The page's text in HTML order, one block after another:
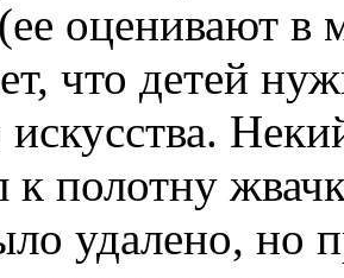
оценивают в
что детей
искусства.
к полотну
удалено, но